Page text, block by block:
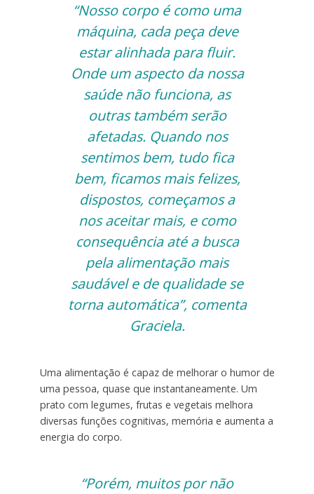
“Nosso corpo é como uma
máquina, cada peça deve
estar alinhada para fluir.
Onde um aspecto da nossa
saúde não funciona, as
outras também serão
afetadas. Quando nos
sentimos bem, tudo fica
bem, ficamos mais felizes,
dispostos, começamos a
nos aceitar mais, e como
consequência até a busca
pela alimentação mais
saudável e de qualidade se
torna automática”, comenta
Graciela.
Uma alimentação é capaz de melhorar o humor de
uma pessoa, quase que instantaneamente. Um
prato com legumes, frutas e vegetais melhora
diversas funções cognitivas, memória e aumenta a
energia do corpo.
“Porém, muitos por não